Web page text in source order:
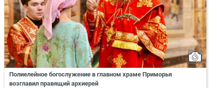
Полиелейное богослужение в главном храме Приморья
возглавил правящий архиерей